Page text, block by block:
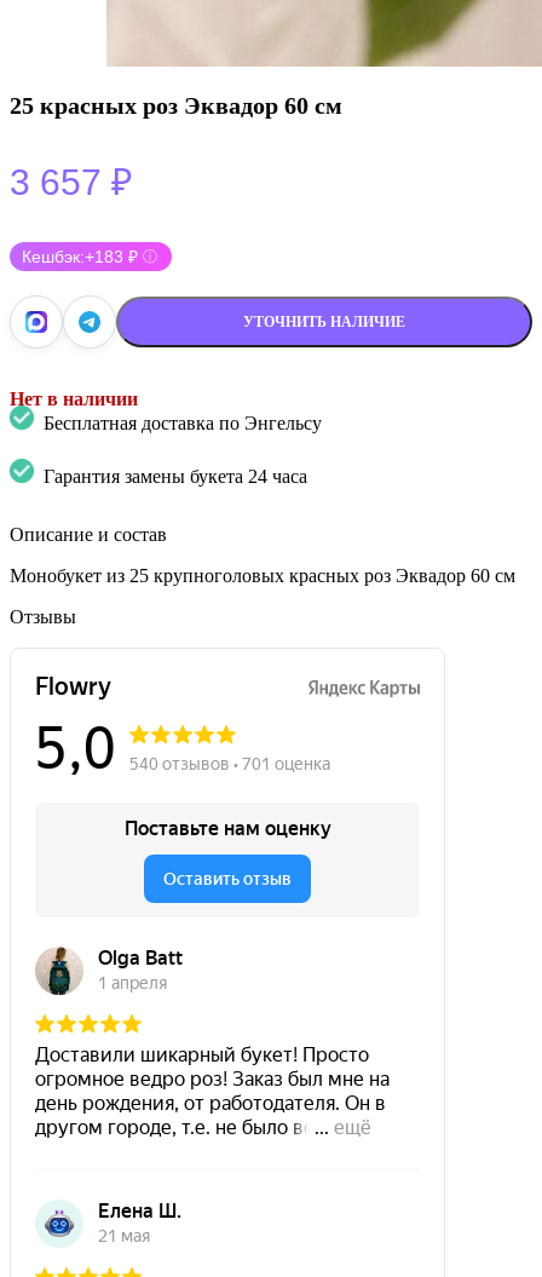
25 красных роз Эквадор 60 см
3 657 ₽
Кешбэк:+183 ₽ ⓘ
УТОЧНИТЬ НАЛИЧИЕ
Нет в наличии
Бесплатная доставка по Энгельсу
Гарантия замены букета 24 часа
Описание и состав
Монобукет из 25 крупноголовых красных роз Эквадор 60 см
Отзывы